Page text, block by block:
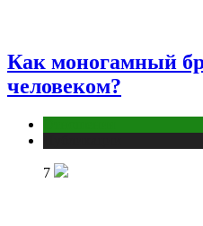
Как моногамный
человеком?
7